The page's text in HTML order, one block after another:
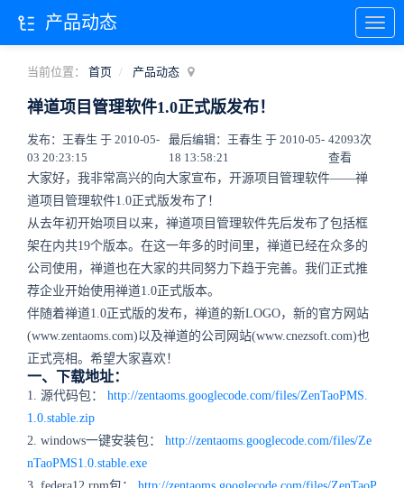
当前位置： 首页 产品动态
禅道项目管理软件1.0正式版发布！
发布：王春生 于 2010-05-
03 20:23:15
最后编辑：王春生 于 2010-05-
18 13:58:21
42093次
查看
大家好，我非常高兴的向大家宣布，开源项目管理软件——禅
道项目管理软件1.0正式版发布了！
从去年初开始项目以来，禅道项目管理软件先后发布了包括框
架在内共19个版本。在这一年多的时间里，禅道已经在众多的
公司使用，禅道也在大家的共同努力下趋于完善。我们正式推
荐企业开始使用禅道1.0正式版本。
伴随着禅道1.0正式版的发布，禅道的新LOGO，新的官方网站
(www.zentaoms.com)以及禅道的公司网站(www.cnezsoft.com)也
正式亮相。希望大家喜欢！
一、下载地址：
1. 源代码包： http://zentaoms.googlecode.com/files/ZenTaoPMS.
1.0.stable.zip
2. windows一键安装包： http://zentaoms.googlecode.com/files/Ze
nTaoPMS1.0.stable.exe
产品动态